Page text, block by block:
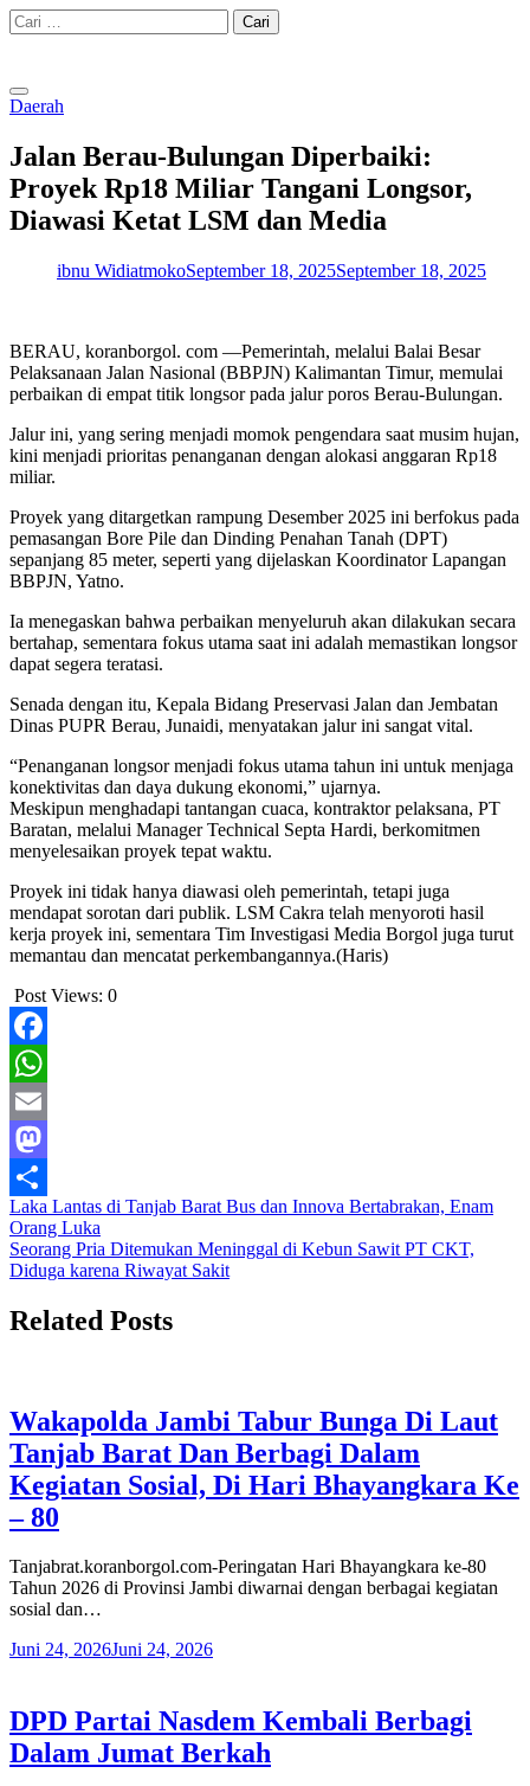
Skip
to
Cari
untuk:
Daerah
Jalan Berau-Bulungan Diperbaiki:
Proyek Rp18 Miliar Tangani Longsor,
Diawasi Ketat LSM dan Media
ibnu WidiatmokoSeptember 18, 2025September 18, 2025
BERAU, koranborgol. com —Pemerintah, melalui Balai Besar
Pelaksanaan Jalan Nasional (BBPJN) Kalimantan Timur, memulai
perbaikan di empat titik longsor pada jalur poros Berau-Bulungan.
Jalur ini, yang sering menjadi momok pengendara saat musim hujan,
kini menjadi prioritas penanganan dengan alokasi anggaran Rp18
miliar.
Proyek yang ditargetkan rampung Desember 2025 ini berfokus pada
pemasangan Bore Pile dan Dinding Penahan Tanah (DPT)
sepanjang 85 meter, seperti yang dijelaskan Koordinator Lapangan
BBPJN, Yatno.
Ia menegaskan bahwa perbaikan menyeluruh akan dilakukan secara
bertahap, sementara fokus utama saat ini adalah memastikan longsor
dapat segera teratasi.
Senada dengan itu, Kepala Bidang Preservasi Jalan dan Jembatan
Dinas PUPR Berau, Junaidi, menyatakan jalur ini sangat vital.
“Penanganan longsor menjadi fokus utama tahun ini untuk menjaga
konektivitas dan daya dukung ekonomi,” ujarnya.
Meskipun menghadapi tantangan cuaca, kontraktor pelaksana, PT
Baratan, melalui Manager Technical Septa Hardi, berkomitmen
menyelesaikan proyek tepat waktu.
Proyek ini tidak hanya diawasi oleh pemerintah, tetapi juga
mendapat sorotan dari publik. LSM Cakra telah menyoroti hasil
kerja proyek ini, sementara Tim Investigasi Media Borgol juga turut
memantau dan mencatat perkembangannya.(Haris)
Post Views: 0
Facebook
WhatsApp
Email
Mastodon
Share
Navigasi
pos
Laka Lantas di Tanjab Barat Bus dan Innova Bertabrakan, Enam
Orang Luka
Seorang Pria Ditemukan Meninggal di Kebun Sawit PT CKT,
Diduga karena Riwayat Sakit
Related Posts
Wakapolda Jambi Tabur Bunga Di Laut
Tanjab Barat Dan Berbagi Dalam
Kegiatan Sosial, Di Hari Bhayangkara Ke
– 80
Tanjabrat.koranborgol.com-Peringatan Hari Bhayangkara ke-80
Tahun 2026 di Provinsi Jambi diwarnai dengan berbagai kegiatan
sosial dan…
Juni 24, 2026Juni 24, 2026
DPD Partai Nasdem Kembali Berbagi
Dalam Jumat Berkah